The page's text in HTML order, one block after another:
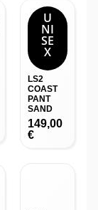
U
NI
SE
X
LS2
COAST
PANT
SAND
149,00
€